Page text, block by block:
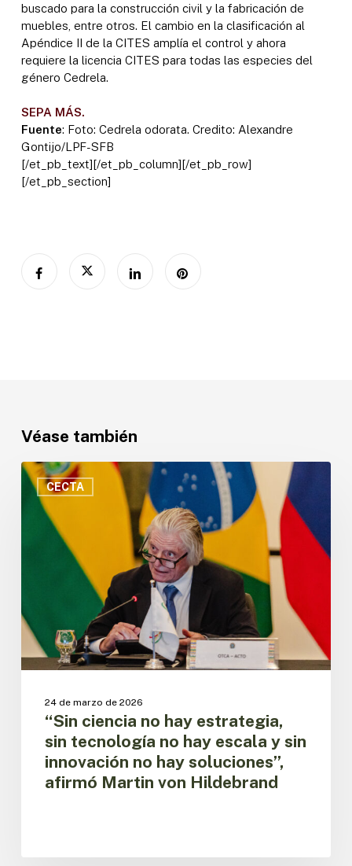
buscado para la construcción civil y la fabricación de
muebles, entre otros. El cambio en la clasificación al
Apéndice II de la CITES amplía el control y ahora
requiere la licencia CITES para todas las especies del
género Cedrela.
SEPA MÁS.
Fuente: Foto: Cedrela odorata. Credito: Alexandre
Gontijo/LPF-SFB
[/et_pb_text][/et_pb_column][/et_pb_row]
[/et_pb_section]
Véase también
CECTA
“Sin
ciencia
estrategia,
escala
sin
soluciones”,
afirmó
Martin
24 de marzo de 2026
“Sin ciencia no hay estrategia,
sin tecnología no hay escala y sin
innovación no hay soluciones”,
afirmó Martin von Hildebrand